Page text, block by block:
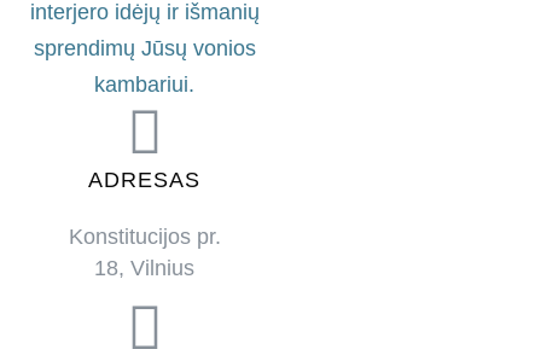
interjero idėjų ir išmanių
sprendimų Jūsų vonios
kambariui.
ADRESAS
Konstitucijos pr.
18, Vilnius